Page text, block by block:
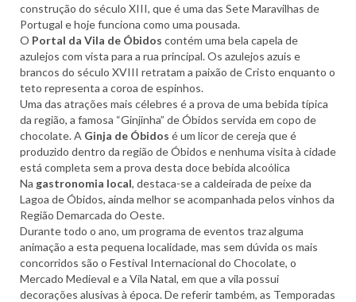
construção do século XIII, que é uma das Sete Maravilhas de
Portugal e hoje funciona como uma pousada.
O Portal da Vila de Óbidos contém uma bela capela de
azulejos com vista para a rua principal. Os azulejos azuis e
brancos do século XVIII retratam a paixão de Cristo enquanto o
teto representa a coroa de espinhos.
Uma das atrações mais célebres é a prova de uma bebida típica
da região, a famosa “Ginjinha” de Óbidos servida em copo de
chocolate. A Ginja de Óbidos é um licor de cereja que é
produzido dentro da região de Óbidos e nenhuma visita à cidade
está completa sem a prova desta doce bebida alcoólica
Na gastronomia local, destaca-se a caldeirada de peixe da
Lagoa de Óbidos, ainda melhor se acompanhada pelos vinhos da
Região Demarcada do Oeste.
Durante todo o ano, um programa de eventos traz alguma
animação a esta pequena localidade, mas sem dúvida os mais
concorridos são o Festival Internacional do Chocolate, o
Mercado Medieval e a Vila Natal, em que a vila possui
decorações alusivas à época. De referir também, as Temporadas